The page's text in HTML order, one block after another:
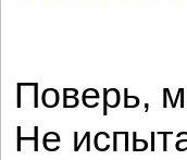
Поверь,
Не